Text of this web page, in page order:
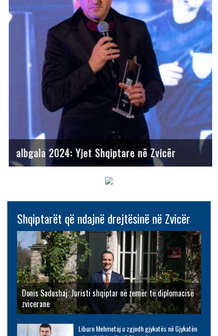
albgala 2024: Yjet Shqiptare në Zvicër
Shqiptarët që ndajnë drejtësinë në Zvicër
Donis Sadushaj: Juristi shqiptar në zemër të diplomacisë
zvicerane
Liburn Mehmetaj u zgjodh gjykatës në Gjykatën